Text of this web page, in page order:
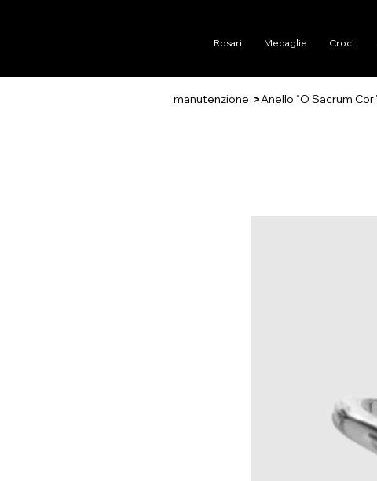
manutenzione >Anello “O Sacrum
Rosari Medaglie Croci